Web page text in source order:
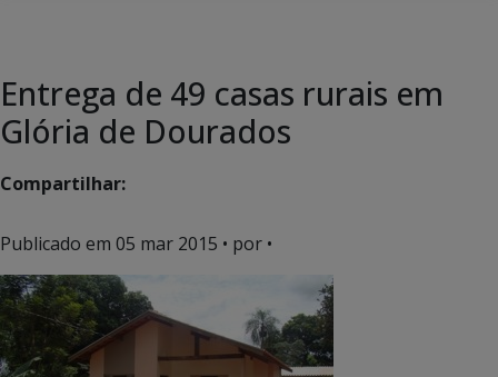
Entrega de 49 casas rurais em
Glória de Dourados
Compartilhar:
Publicado em 05 mar 2015 • por •